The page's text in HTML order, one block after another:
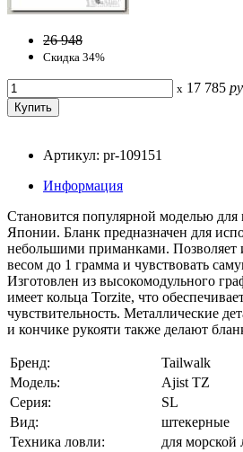
26 948
Скидка 34%
x 17 785
Артикул: pr-109151
Информация
Становится популярной моделью для
Японии. Бланк предназначен для
небольшими приманками. Позволяет
весом до 1 грамма и чувствовать
Изготовлен из высокомодульного
имеет кольца Torzite, что
чувствительность. Металлические
и кончике рукояти также делают
Бренд:
Tailwalk
Модель:
Ajist TZ
Серия:
SL
Вид:
штекерные
Техника ловли:
для морской